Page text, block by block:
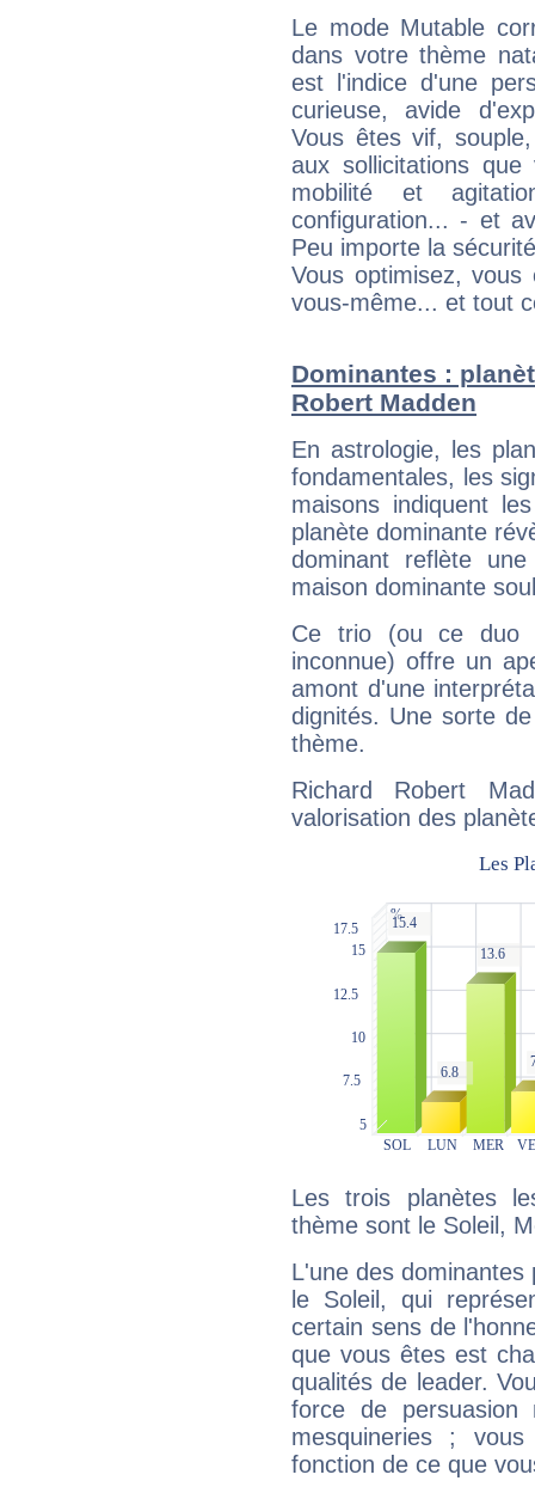
Le mode Mutable
dans votre thème
est l'indice d'une
curieuse, avide
Vous êtes vif,
aux sollicitations
mobilité et
configuration... - et
Peu importe la
Vous optimisez, vous
vous-même... et tout
Dominantes :
Robert Madden
En astrologie, les
fondamentales, les
maisons indiquent
planète dominante
dominant reflète
maison dominante
Ce trio (ou ce duo
inconnue) offre un
amont d'une
dignités. Une sorte
thème.
Richard Robert
valorisation des
Les trois planètes
thème sont le Soleil,
L'une des
le Soleil, qui
certain sens de
que vous êtes est
qualités de leader.
force de
mesquineries ;
fonction de ce que